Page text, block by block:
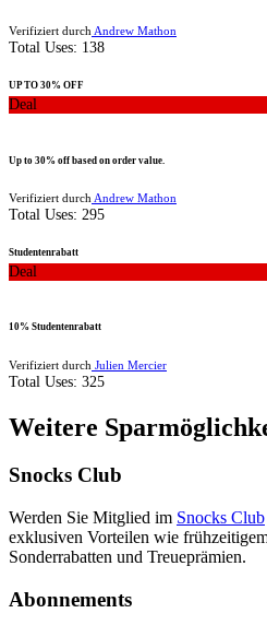
Verifiziert durch Andrew Mathon
Total Uses: 138
UP TO 30% OFF
Deal
Up to 30% off based on order value.
Verifiziert durch Andrew Mathon
Total Uses: 295
Studentenrabatt
Deal
10% Studentenrabatt
Verifiziert durch Julien Mercier
Total Uses: 325
Weitere
Snocks Club
Werden Sie Mitglied im Snocks Club
exklusiven Vorteilen wie
Sonderrabatten und Treueprämien.
Abonnements